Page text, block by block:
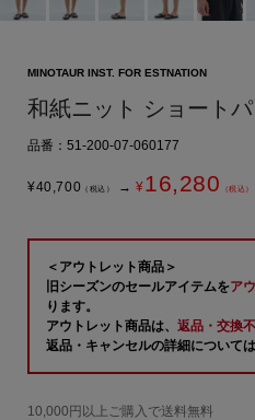
MINOTAUR INST. FOR ESTNATION
和紙ニット ショート
品番：51-200-07-060177
¥40,700 （税込） → ¥16,280 （税込）
＜アウトレット商品＞
旧シーズンのセールアイテムをア
ります。
アウトレット商品は、 返品・交換
返品・キャンセルの詳細については
10,000円以上ご購入で送料無料